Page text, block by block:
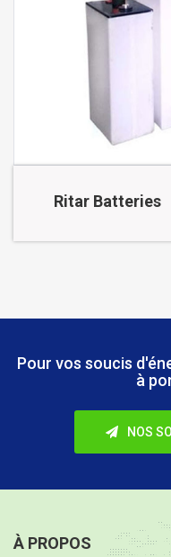
Ritar Batteries
Pour vos soucis
à
NOS
À PROPOS